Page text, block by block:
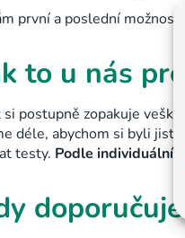
první a poslední
to u nás
postupně zopakuje
déle, abychom si byli
testy. Podle